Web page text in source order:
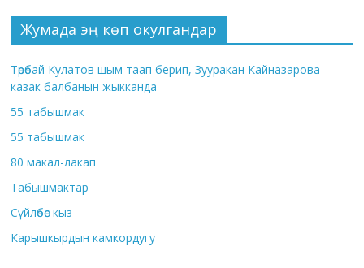
Жумада эң көп окулгандар
Төрөбай Кулатов шым таап берип, Зууракан Кайназарова
казак балбанын жыкканда
55 табышмак
55 табышмак
80 макал-лакап
Табышмактар
Сүйлөбөс кыз
Карышкырдын камкордугу